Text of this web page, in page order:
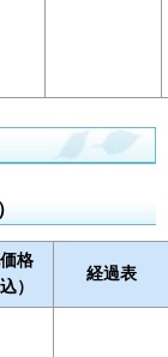
格
）
経過表